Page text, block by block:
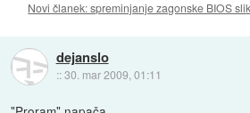
Novi članek: spreminjanje zagonske BIOS
dejanslo
::30. mar 2009, 01:11